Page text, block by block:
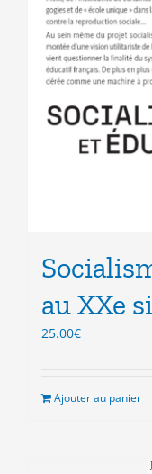
au XXe
25.00€
Ajouter au panier